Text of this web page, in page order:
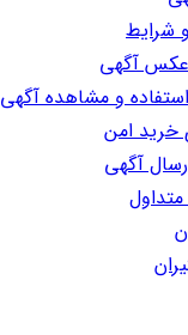
شرایط
آگهی
و مشاهده آگهی
خرید امن
آگهی